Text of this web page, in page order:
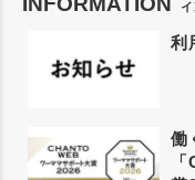
利
働